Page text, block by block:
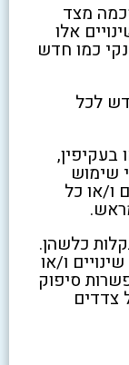
מצד
אלו
כמו חדש
לכל
שימוש
ו/או כל
כלשהן.
ו/או
סיפוק
צדדים